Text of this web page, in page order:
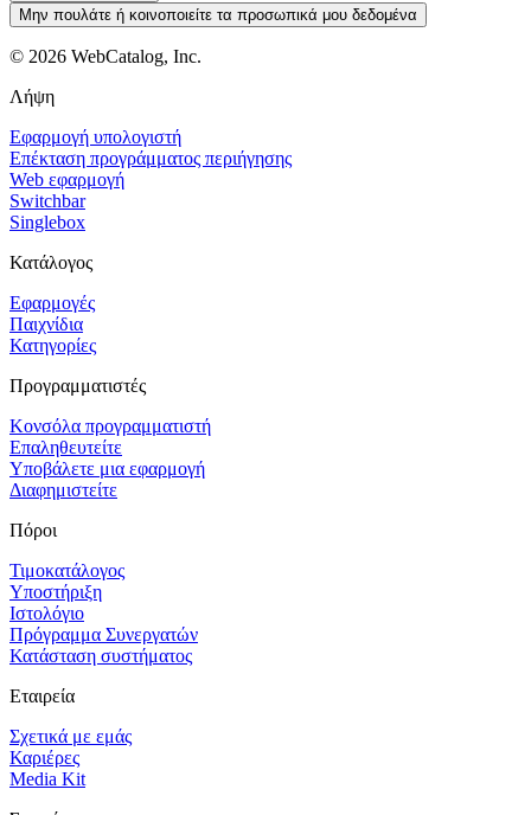
Μην πουλάτε ή κοινοποιείτε τα προσωπικά μου δεδομένα
© 2026 WebCatalog, Inc.
Λήψη
Εφαρμογή υπολογιστή
Επέκταση προγράμματος περιήγησης
Web εφαρμογή
Switchbar
Singlebox
Κατάλογος
Εφαρμογές
Παιχνίδια
Κατηγορίες
Προγραμματιστές
Κονσόλα προγραμματιστή
Επαληθευτείτε
Υποβάλετε μια εφαρμογή
Διαφημιστείτε
Πόροι
Τιμοκατάλογος
Υποστήριξη
Ιστολόγιο
Πρόγραμμα Συνεργατών
Κατάσταση συστήματος
Εταιρεία
Σχετικά με εμάς
Καριέρες
Media Kit